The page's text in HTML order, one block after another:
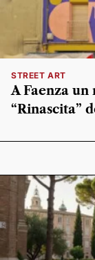
STREET ART
A Faenza
“Rinascita”